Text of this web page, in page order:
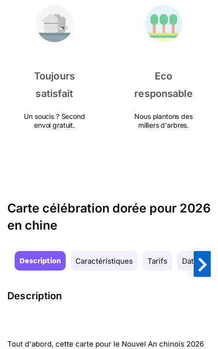
Toujours
satisfait
Un soucis ? Second
envoi gratuit.
Eco
responsable
Nous plantons des
milliers d'arbres.
Carte célébration dorée pour 2026
en chine
Description Caractéristiques Tarifs Date de
Description
Tout d'abord, cette carte pour le Nouvel An chinois 2026